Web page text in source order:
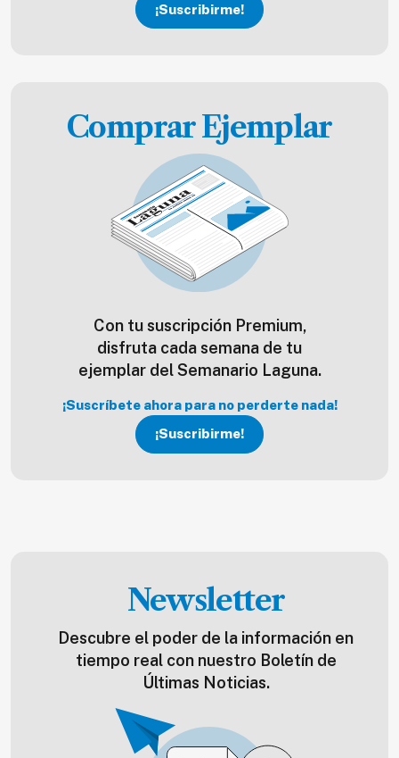
¡Suscribirme!
Comprar Ejemplar
Con tu suscripción Premium,
disfruta cada semana de tu
ejemplar del Semanario Laguna.
¡Suscríbete ahora para no perderte nada!
¡Suscribirme!
Newsletter
Descubre el poder de la información en
tiempo real con nuestro Boletín de
Últimas Noticias.